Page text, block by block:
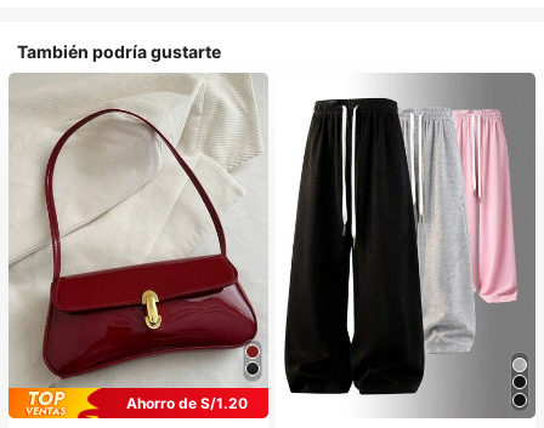
También podría gustarte
Ahorro de S/1.20